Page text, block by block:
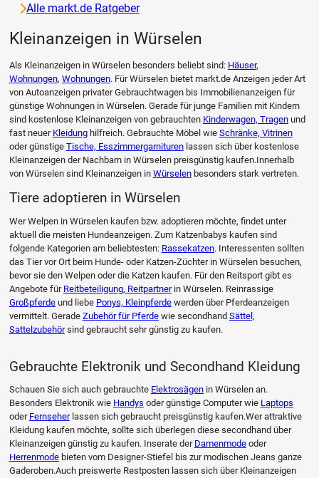
Alle markt.de Ratgeber
Kleinanzeigen in Würselen
Als Kleinanzeigen in Würselen besonders beliebt sind: Häuser,
Wohnungen, Wohnungen. Für Würselen bietet markt.de Anzeigen jeder Art
von Autoanzeigen privater Gebrauchtwagen bis Immobilienanzeigen für
günstige Wohnungen in Würselen. Gerade für junge Familien mit Kindern
sind kostenlose Kleinanzeigen von gebrauchten Kinderwagen, Tragenund
fast neuer Kleidunghilfreich. Gebrauchte Möbel wie Schränke, Vitrinen
oder günstige Tische, Esszimmergarniturenlassen sich über kostenlose
Kleinanzeigen der Nachbarn in Würselen preisgünstig kaufen.Innerhalb
von Würselen sind Kleinanzeigen in Würselenbesonders stark vertreten.
Tiere adoptieren in Würselen
Wer Welpen in Würselen kaufen bzw. adoptieren möchte, findet unter
aktuell die meisten Hundeanzeigen. Zum Katzenbabys kaufen sind
folgende Kategorien am beliebtesten: Rassekatzen. Interessenten sollten
das Tier vor Ort beim Hunde- oder Katzen-Züchter in Würselen besuchen,
bevor sie den Welpen oder die Katzen kaufen. Für den Reitsport gibt es
Angebote für Reitbeteiligung, Reitpartnerin Würselen. Reinrassige
Großpferdeund liebe Ponys, Kleinpferdewerden über Pferdeanzeigen
vermittelt. Gerade Zubehör für Pferdewie secondhand Sättel,
Sattelzubehörsind gebraucht sehr günstig zu kaufen.
Gebrauchte Elektronik und Secondhand Kleidung
Schauen Sie sich auch gebrauchte Elektrosägenin Würselen an.
Besonders Elektronik wie Handys oder günstige Computer wie Laptops
oder Fernseherlassen sich gebraucht preisgünstig kaufen.Wer attraktive
Kleidung kaufen möchte, sollte sich überlegen diese secondhand über
Kleinanzeigen günstig zu kaufen. Inserate der Damenmodeoder
Herrenmodebieten vom Designer-Stiefel bis zur modischen Jeans ganze
Gaderoben.Auch preiswerte Restposten lassen sich über Kleinanzeigen